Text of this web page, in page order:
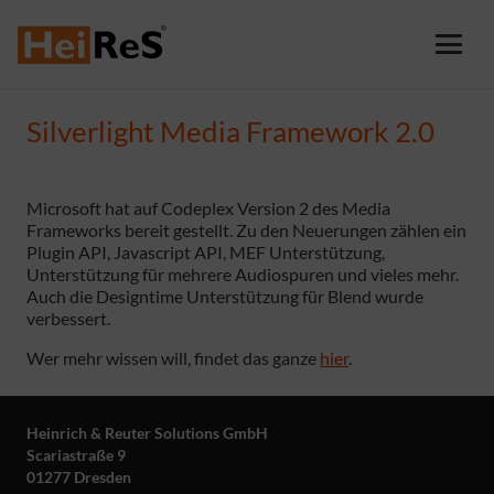
Silverlight Media Framework 2.0
Microsoft hat auf Codeplex Version 2 des Media
Frameworks bereit gestellt. Zu den Neuerungen zählen ein
Plugin API, Javascript API, MEF Unterstützung,
Unterstützung für mehrere Audiospuren und vieles mehr.
Auch die Designtime Unterstützung für Blend wurde
verbessert.
Wer mehr wissen will, findet das ganze hier.
Heinrich & Reuter Solutions GmbH
Scariastraße 9
01277 Dresden